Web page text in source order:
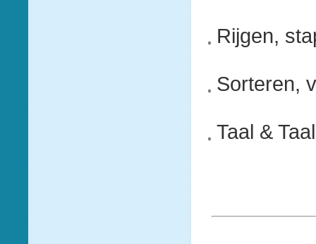
Rijgen,
Sorteren,
Taal &